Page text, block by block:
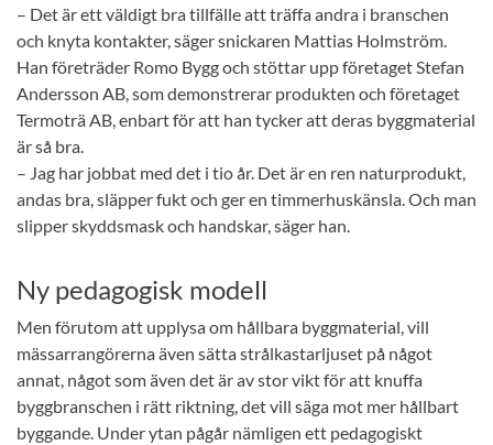
– Det är ett väldigt bra tillfälle att träffa andra i branschen
och knyta kontakter, säger snickaren Mattias Holmström.
Han företräder Romo Bygg och stöttar upp företaget Stefan
Andersson AB, som demonstrerar produkten och företaget
Termoträ AB, enbart för att han tycker att deras byggmaterial
är så bra.
– Jag har jobbat med det i tio år. Det är en ren naturprodukt,
andas bra, släpper fukt och ger en timmerhuskänsla. Och man
slipper skyddsmask och handskar, säger han.
Ny pedagogisk modell
Men förutom att upplysa om hållbara byggmaterial, vill
mässarrangörerna även sätta strålkastarljuset på något
annat, något som även det är av stor vikt för att knuffa
byggbranschen i rätt riktning, det vill säga mot mer hållbart
byggande. Under ytan pågår nämligen ett pedagogiskt